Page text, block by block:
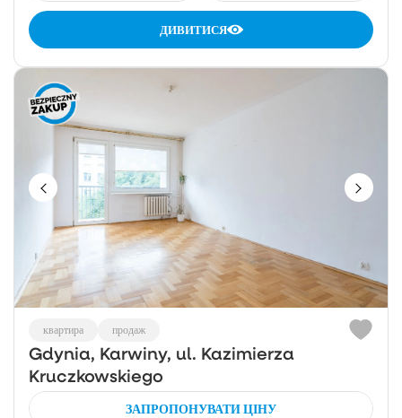
ДИВИТИСЯ
квартира продаж
Gdynia, Karwiny, ul. Kazimierza
Kruczkowskiego
ЗАПРОПОНУВАТИ ЦІНУ